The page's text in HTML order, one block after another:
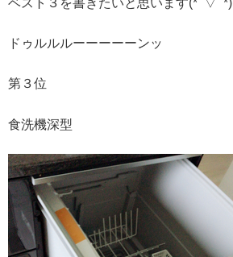
ドゥルルルーーーーーンッ
第３位
食洗機深型